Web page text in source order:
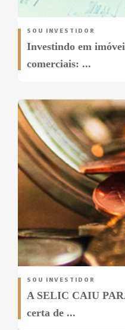
SOU INVESTIDOR
Investindo em
comerciais: ...
SOU INVESTIDOR
A SELIC CAIU
certa de ...